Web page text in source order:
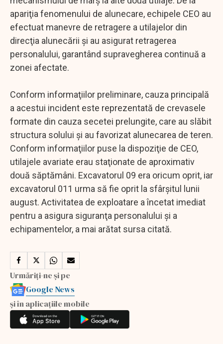
apariţia fenomenului de alunecare, echipele CEO au
efectuat manevre de retragere a utilajelor din
direcţia alunecării şi au asigurat retragerea
personalului, garantând supravegherea continuă a
zonei afectate.
Conform informaţiilor preliminare, cauza principală
a acestui incident este reprezentată de crevasele
formate din cauza secetei prelungite, care au slăbit
structura solului şi au favorizat alunecarea de teren.
Conform informaţiilor puse la dispoziţie de CEO,
utilajele avariate erau staţionate de aproximativ
două săptămâni. Excavatorul 09 era oricum oprit, iar
excavatorul 011 urma să fie oprit la sfârşitul lunii
august. Activitatea de exploatare a încetat imediat
pentru a asigura siguranţa personalului şi a
echipamentelor, a mai arătat sursa citată.
Urmăriți-ne și pe
Google News
și în aplicațiile mobile